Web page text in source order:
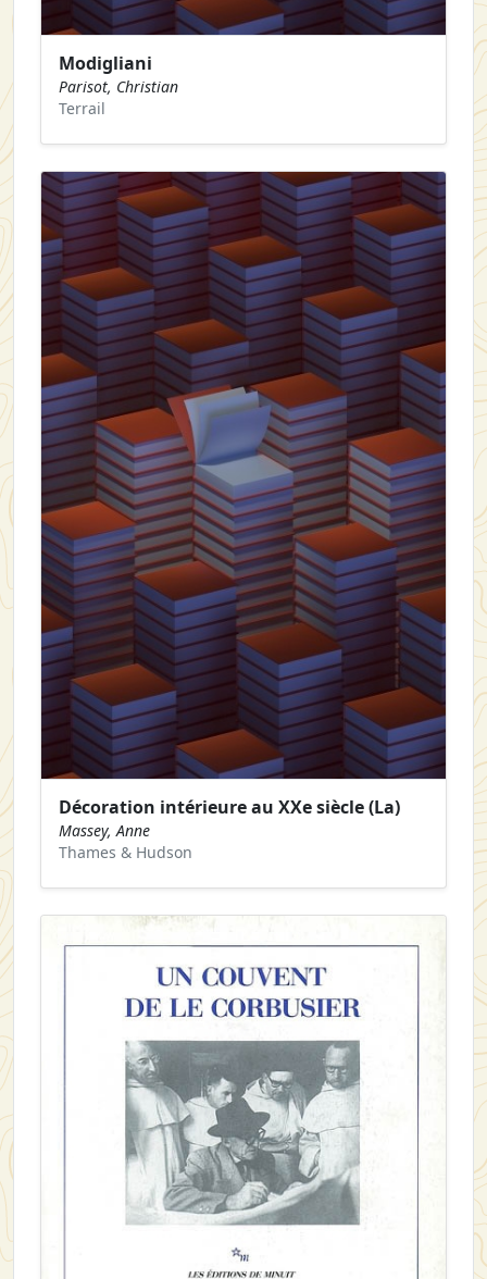
Modigliani
Parisot, Christian
Terrail
Décoration intérieure au XXe siècle (La)
Massey, Anne
Thames & Hudson